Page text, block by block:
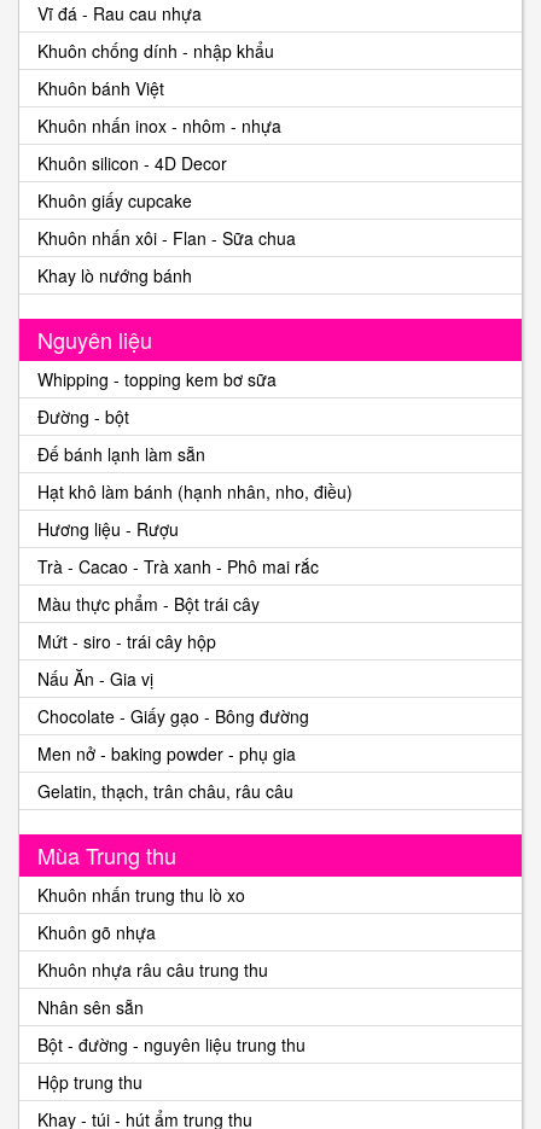
Vĩ đá - Rau cau nhựa
Khuôn chống dính - nhập khẩu
Khuôn bánh Việt
Khuôn nhấn inox - nhôm - nhựa
Khuôn silicon - 4D Decor
Khuôn giấy cupcake
Khuôn nhấn xôi - Flan - Sữa chua
Khay lò nướng bánh
Nguyên liệu
Whipping - topping kem bơ sữa
Đường - bột
Đế bánh lạnh làm sẵn
Hạt khô làm bánh (hạnh nhân, nho, điều)
Hương liệu - Rượu
Trà - Cacao - Trà xanh - Phô mai rắc
Màu thực phẩm - Bột trái cây
Mứt - siro - trái cây hộp
Nấu Ăn - Gia vị
Chocolate - Giấy gạo - Bông đường
Men nở - baking powder - phụ gia
Gelatin, thạch, trân châu, râu câu
Mùa Trung thu
Khuôn nhấn trung thu lò xo
Khuôn gõ nhựa
Khuôn nhựa râu câu trung thu
Nhân sên sẵn
Bột - đường - nguyên liệu trung thu
Hộp trung thu
Khay - túi - hút ẩm trung thu